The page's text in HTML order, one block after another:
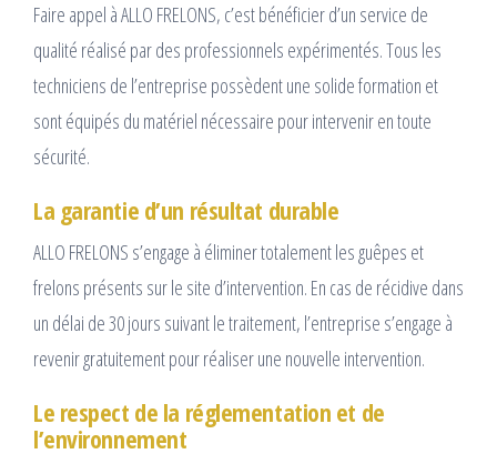
Faire appel à ALLO FRELONS, c’est bénéficier d’un service de
qualité réalisé par des professionnels expérimentés. Tous les
techniciens de l’entreprise possèdent une solide formation et
sont équipés du matériel nécessaire pour intervenir en toute
sécurité.
La garantie d’un résultat durable
ALLO FRELONS s’engage à éliminer totalement les guêpes et
frelons présents sur le site d’intervention. En cas de récidive dans
un délai de 30 jours suivant le traitement, l’entreprise s’engage à
revenir gratuitement pour réaliser une nouvelle intervention.
Le respect de la réglementation et de
l’environnement